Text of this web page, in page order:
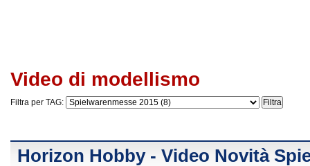
Video di modellismo
Filtra per TAG:
Horizon Hobby - Video Novità